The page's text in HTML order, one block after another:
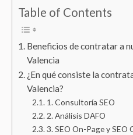
Table of Contents
Beneficios de contratar a
Valencia
¿En qué consiste la
Valencia?
1. Consultoría SEO
2. Análisis DAFO
3. SEO On-Page y SEO